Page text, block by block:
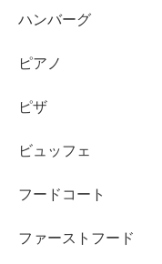
ハンバーグ
ピアノ
ピザ
ビュッフェ
フードコート
ファーストフード